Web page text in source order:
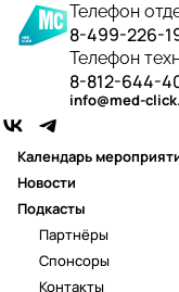
Телефон
8-499-226-
Телефон
8-812-644-
info@med-
Календарь
Новости
Подкасты
Партнёры
Спонсоры
Контакты